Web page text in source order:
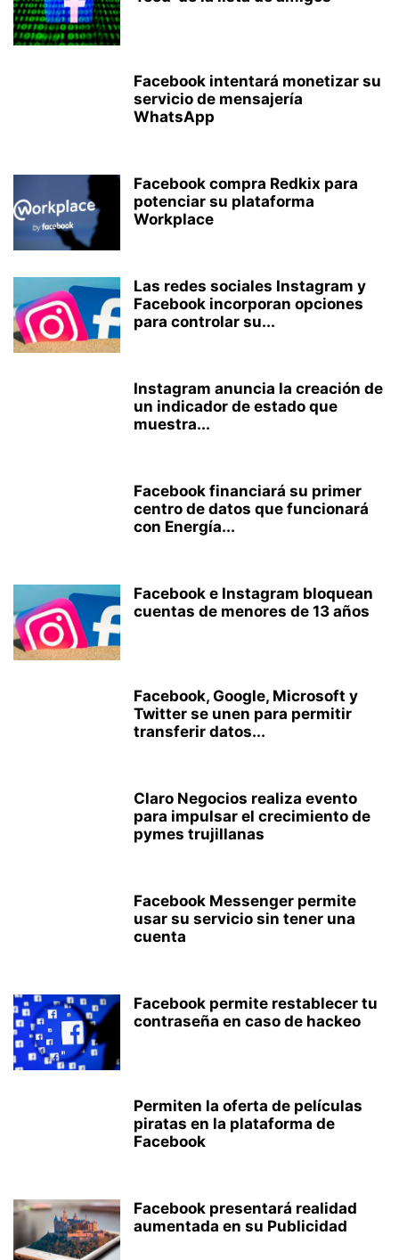
Facebook intentará monetizar su
servicio de mensajería
WhatsApp
Facebook compra Redkix para
potenciar su plataforma
Workplace
Las redes sociales Instagram y
Facebook incorporan opciones
para controlar su...
Instagram anuncia la creación de
un indicador de estado que
muestra...
Facebook financiará su primer
centro de datos que funcionará
con Energía...
Facebook e Instagram bloquean
cuentas de menores de 13 años
Facebook, Google, Microsoft y
Twitter se unen para permitir
transferir datos...
Claro Negocios realiza evento
para impulsar el crecimiento de
pymes trujillanas
Facebook Messenger permite
usar su servicio sin tener una
cuenta
Facebook permite restablecer tu
contraseña en caso de hackeo
Permiten la oferta de películas
piratas en la plataforma de
Facebook
Facebook presentará realidad
aumentada en su Publicidad